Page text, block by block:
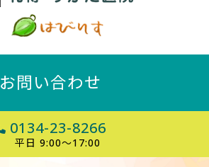
お問い合わせ
0134-23-8266
平日 9:00～17:00